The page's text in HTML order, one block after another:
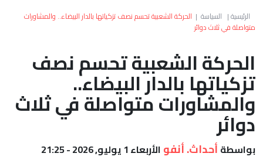
العالم
الصحراء
الرئيسية| السياسة | الحركة الشعبية تحسم نصف تزكياتها بالدار البيضاء.. والمشاورات
متواصلة في ثلاث دوائر
الحركة الشعبية تحسم نصف
تزكياتها بالدار البيضاء..
والمشاورات متواصلة في ثلاث
دوائر
بواسطة أحداث. أنفو الأربعاء 1 يوليو, 2026 - 21:25